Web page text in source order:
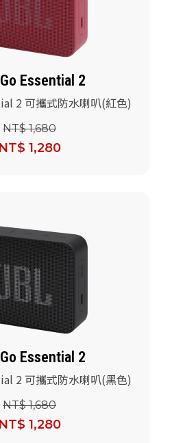
Essential 2
2 可攜式防水喇叭(紅色)
NT$ 1,680
NT$ 1,280
Essential 2
2 可攜式防水喇叭(黑色)
NT$ 1,680
NT$ 1,280